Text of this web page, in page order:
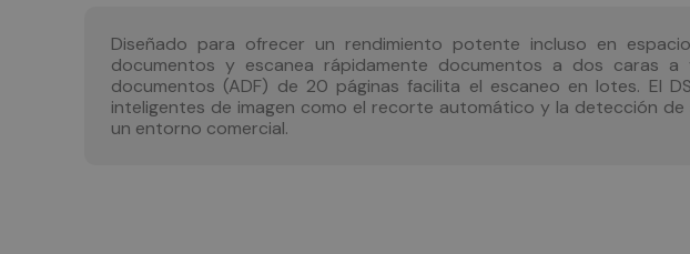
Diseñado para ofrecer un rendimiento potente incluso en
documentos y escanea rápidamente documentos a dos caras
documentos (ADF) de 20 páginas facilita el escaneo en lotes. El
inteligentes de imagen como el recorte automático y la detección
un entorno comercial.